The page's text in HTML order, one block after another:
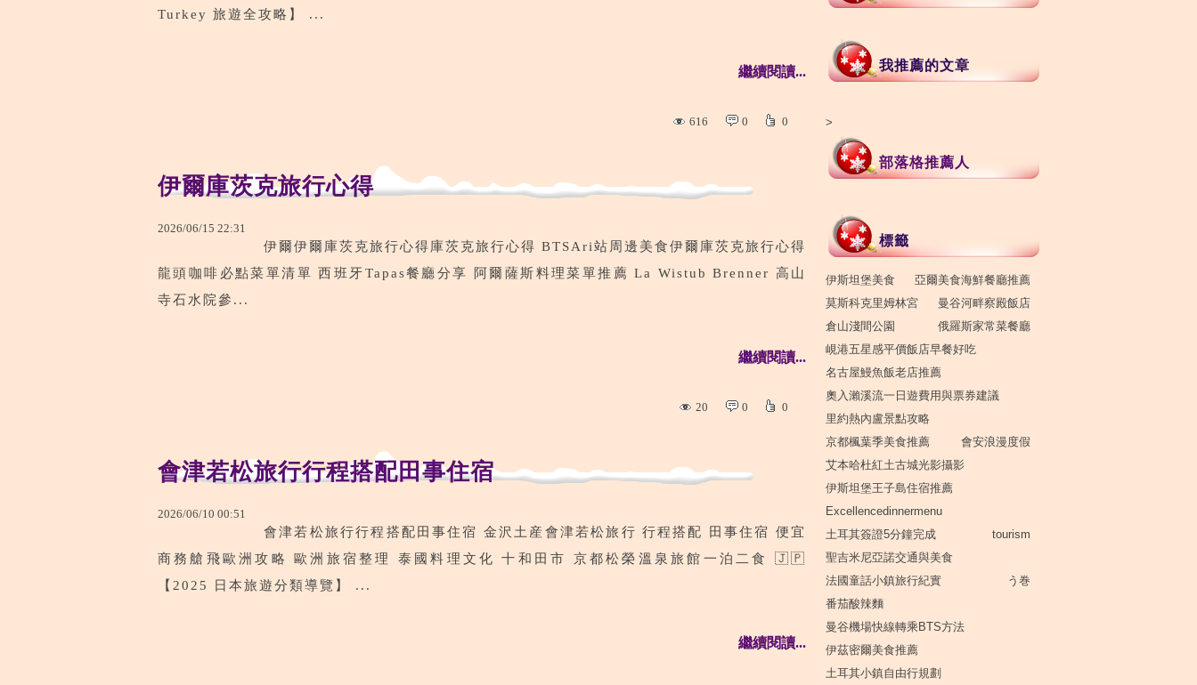
Turkey 旅遊全攻略】 ...
繼續閱讀...
616 0 0
伊爾庫茨克旅行心得
2026/06/15 22:31
伊爾伊爾庫茨克旅行心得庫茨克旅行心得 BTSAri站周邊美食伊爾庫茨克旅行心得
龍頭咖啡必點菜單清單 西班牙Tapas餐廳分享 阿爾薩斯料理菜單推薦 La Wistub Brenner 高山
寺石水院參...
繼續閱讀...
20 0 0
會津若松旅行行程搭配田事住宿
2026/06/10 00:51
會津若松旅行行程搭配田事住宿 金沢土産會津若松旅行 行程搭配 田事住宿 便宜
商務艙飛歐洲攻略 歐洲旅宿整理 泰國料理文化 十和田市 京都松榮溫泉旅館一泊二食 🇯🇵
【2025 日本旅遊分類導覽】 ...
繼續閱讀...
我推薦的文章
>
部落格推薦人
標籤
伊斯坦堡美食
亞爾美食海鮮餐廳推薦
莫斯科克里姆林宮
曼谷河畔察殿飯店
倉山淺間公園
俄羅斯家常菜餐廳
峴港五星感平價飯店早餐好吃
名古屋鰻魚飯老店推薦
奧入瀨溪流一日遊費用與票券建議
里約熱內盧景點攻略
京都楓葉季美食推薦
會安浪漫度假
艾本哈杜紅土古城光影攝影
伊斯坦堡王子島住宿推薦
Excellencedinnermenu
土耳其簽證5分鐘完成
tourism
聖吉米尼亞諾交通與美食
法國童話小鎮旅行紀實
う巻
番茄酸辣麵
曼谷機場快線轉乘BTS方法
伊茲密爾美食推薦
土耳其小鎮自由行規劃